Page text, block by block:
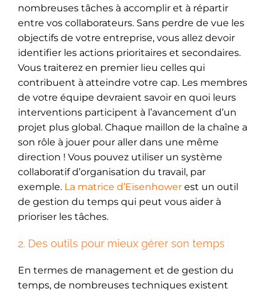
nombreuses tâches à accomplir et à répartir
entre vos collaborateurs. Sans perdre de vue les
objectifs de votre entreprise, vous allez devoir
identifier les actions prioritaires et secondaires.
Vous traiterez en premier lieu celles qui
contribuent à atteindre votre cap. Les membres
de votre équipe devraient savoir en quoi leurs
interventions participent à l’avancement d’un
projet plus global. Chaque maillon de la chaîne a
son rôle à jouer pour aller dans une même
direction ! Vous pouvez utiliser un système
collaboratif d’organisation du travail, par
exemple. La matrice d’Eisenhower est un outil
de gestion du temps qui peut vous aider à
prioriser les tâches.
2. Des outils pour mieux gérer son temps
En termes de management et de gestion du
temps, de nombreuses techniques existent